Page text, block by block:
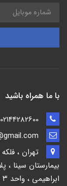
با ما همراه باشید
تهران ،
ابراهیمی ، واحد ۳ ، ساعات کار فروشگاه : 9 صبح تا 10 شب